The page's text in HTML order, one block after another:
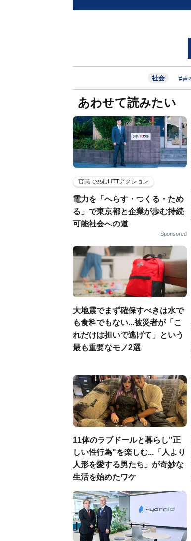
社会 #吉
あわせて読みたい
官民で挑むHTTアクション
電力を「へらす・つくる・ため
る」で東京都と企業が歩む持続
可能社会への道
Sponsored
大地震でまず確保すべきは水で
も食料でもない...被災者が「こ
れだけは担いで逃げて」という
最も重要なモノ2選
11体のラブドールと暮らし"正
しい性行為"を楽しむ...「人より
人形を愛する男たち」が奇妙な
生活を始めたワケ